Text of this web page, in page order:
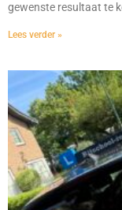
gewenste resultaat te
Lees verder »